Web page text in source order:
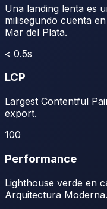
Una landing lenta es
milisegundo cuenta
Mar del Plata.
< 0.5s
LCP
Largest Contentful
export.
100
Performance
Lighthouse verde en
Arquitectura Moderna.